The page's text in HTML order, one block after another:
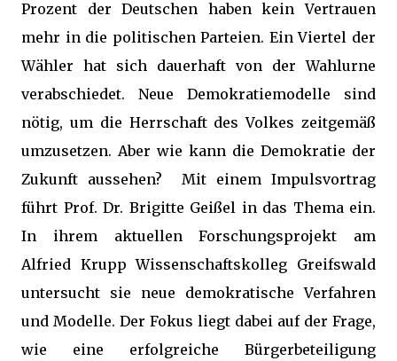
Prozent der Deutschen haben kein Vertrauen
mehr in die politischen Parteien. Ein Viertel der
Wähler hat sich dauerhaft von der Wahlurne
verabschiedet. Neue Demokratiemodelle sind
nötig, um die Herrschaft des Volkes zeitgemäß
umzusetzen. Aber wie kann die Demokratie der
Zukunft aussehen? Mit einem Impulsvortrag
führt Prof. Dr. Brigitte Geißel in das Thema ein.
In ihrem aktuellen Forschungsprojekt am
Alfried Krupp Wissenschaftskolleg Greifswald
untersucht sie neue demokratische Verfahren
und Modelle. Der Fokus liegt dabei auf der Frage,
wie eine erfolgreiche Bürgerbeteiligung